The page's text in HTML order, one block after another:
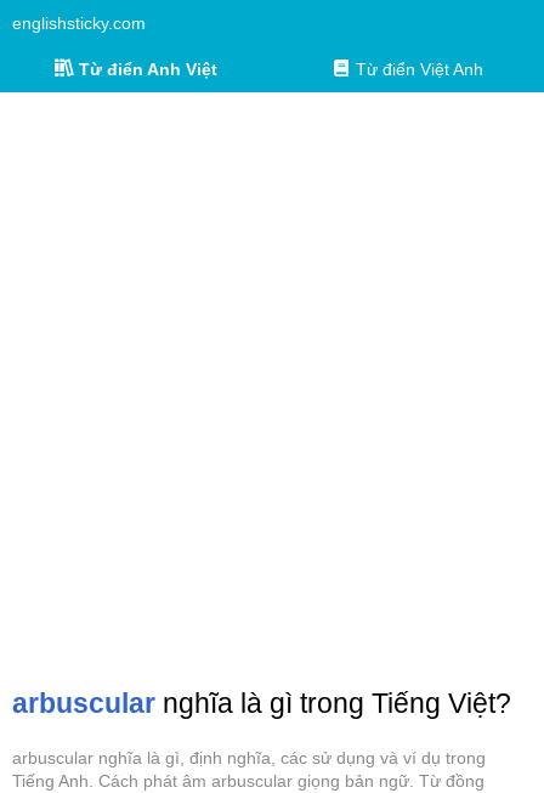
englishsticky.com
Từ điển Anh Việt Từ điển Việt Anh
arbuscular nghĩa là gì trong Tiếng Việt?
arbuscular nghĩa là gì, định nghĩa, các sử dụng và ví dụ trong
Tiếng Anh. Cách phát âm arbuscular giọng bản ngữ. Từ đồng